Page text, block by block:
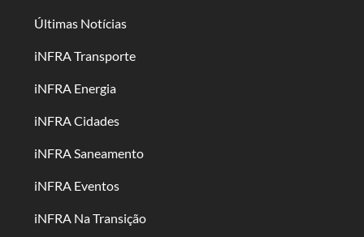
Últimas Notícias
iNFRA Transporte
iNFRA Energia
iNFRA Cidades
iNFRA Saneamento
iNFRA Eventos
iNFRA Na Transição